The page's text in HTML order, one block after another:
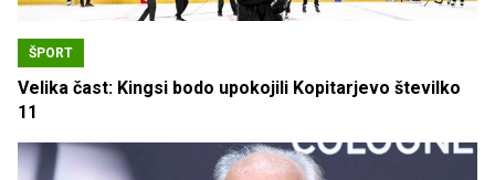
ŠPORT
Velika čast: Kingsi bodo upokojili Kopitarjevo številko
11